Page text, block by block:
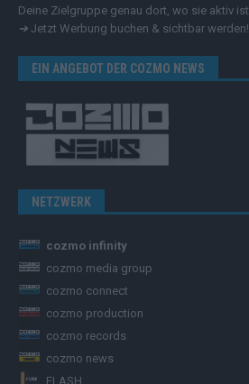
Deine Zielgruppe genau dort, wo sie aktiv ist.
➔ Jetzt Werbung buchen & sichtbar werden!
EIN ANGEBOT DER COZMO NEWS
NETZWERK
cozmo infinity
cozmo media group
cozmo connect
cozmo production
cozmo records
cozmo news
FLASH